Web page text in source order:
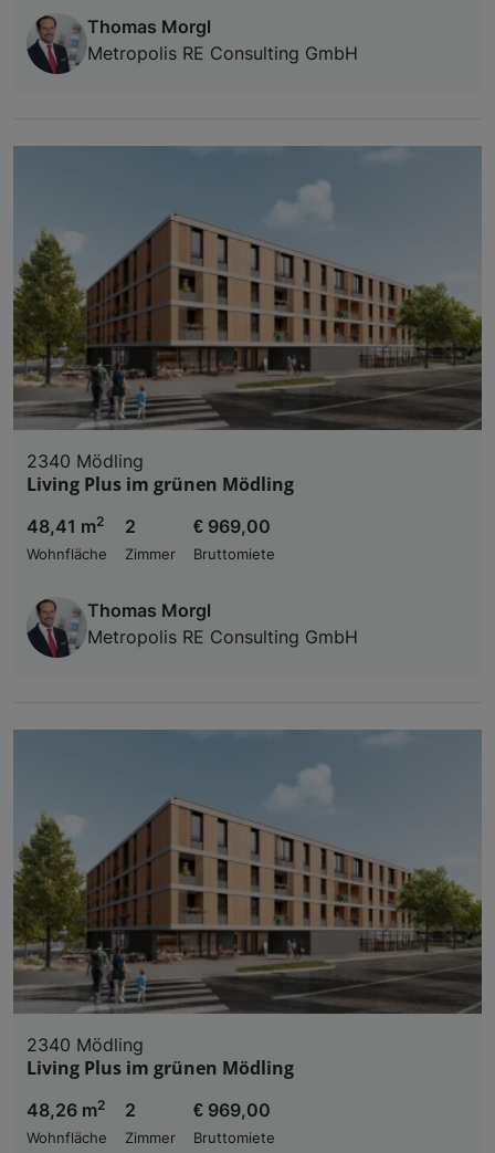
Thomas Morgl
Metropolis RE Consulting GmbH
2340 Mödling
Living Plus im grünen Mödling
48,41 m2
Wohnfläche
2
Zimmer
€ 969,00
Bruttomiete
Thomas Morgl
Metropolis RE Consulting GmbH
2340 Mödling
Living Plus im grünen Mödling
48,26 m2
Wohnfläche
2
Zimmer
€ 969,00
Bruttomiete